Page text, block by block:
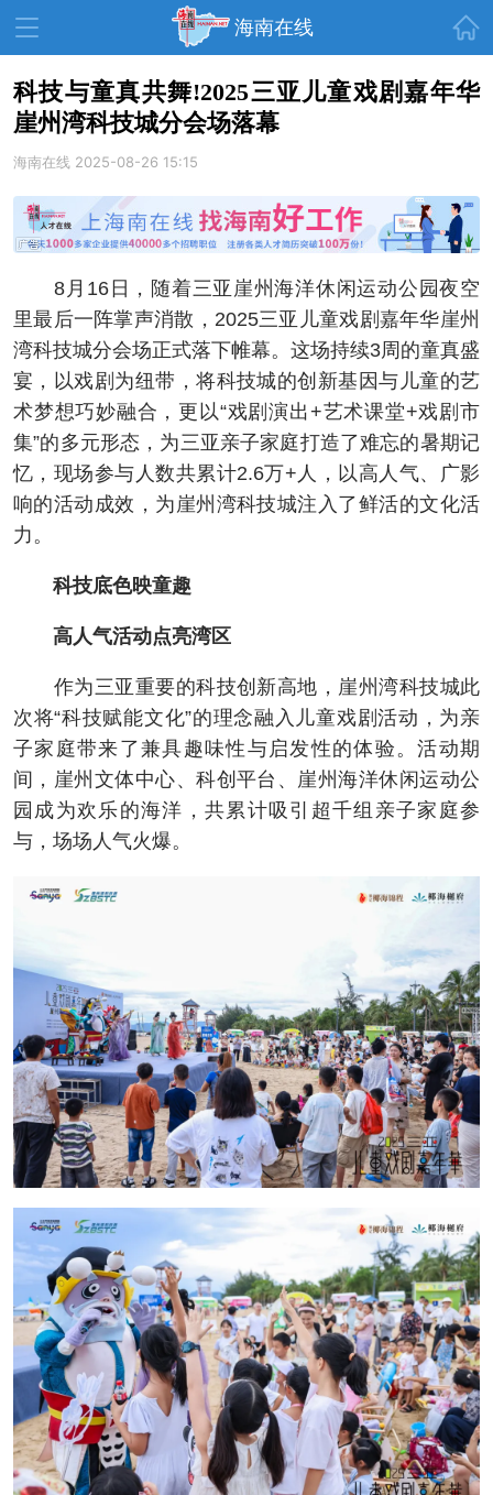
海南在线
资讯中心 热点 旅游
教育 健康 房产
生活 演出 活动
展会 走读海南 周末去哪儿
人才在线 天涯企服
科技与童真共舞!2025三亚儿童戏剧嘉年华
崖州湾科技城分会场落幕
海南在线 2025-08-26 15:15
8月16日，随着三亚崖州海洋休闲运动公园夜空
里最后一阵掌声消散，2025三亚儿童戏剧嘉年华崖州
湾科技城分会场正式落下帷幕。这场持续3周的童真盛
宴，以戏剧为纽带，将科技城的创新基因与儿童的艺
术梦想巧妙融合，更以“戏剧演出+艺术课堂+戏剧市
集”的多元形态，为三亚亲子家庭打造了难忘的暑期记
忆，现场参与人数共累计2.6万+人，以高人气、广影
响的活动成效，为崖州湾科技城注入了鲜活的文化活
力。
科技底色映童趣
高人气活动点亮湾区
作为三亚重要的科技创新高地，崖州湾科技城此
次将“科技赋能文化”的理念融入儿童戏剧活动，为亲
子家庭带来了兼具趣味性与启发性的体验。活动期
间，崖州文体中心、科创平台、崖州海洋休闲运动公
园成为欢乐的海洋，共累计吸引超千组亲子家庭参
与，场场人气火爆。